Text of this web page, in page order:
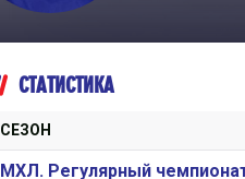
МХК
МХК
СТАТИСТИКА
СЕЗОН
МХЛ. Регулярный